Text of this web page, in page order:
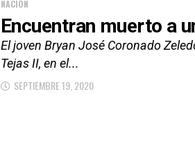
NACIÓN
Encuentran muerto a
El joven Bryan José Coronado
Tejas II, en el...
SEPTIEMBRE 19, 2020